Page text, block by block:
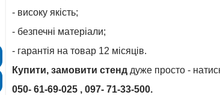
- високу якість;
- безпечні матеріали;
- гарантія на товар 12 місяців.
Купити, замовити стенд дуже просто -
050- 61-69-025 , 097- 71-33-500.